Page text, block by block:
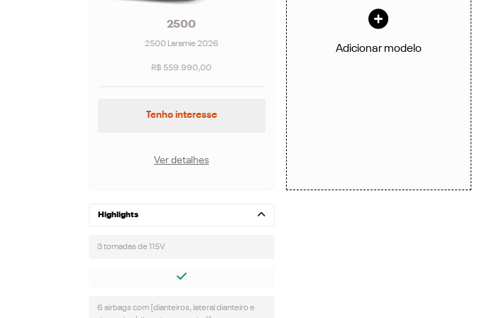
2500
2500 Laramie 2026
R$ 559.990,00
Tenho interesse
Ver detalhes
Adicionar modelo
Highlights
3 tomadas de 115V
6 airbags com [dianteiros, lateral dianteiro e